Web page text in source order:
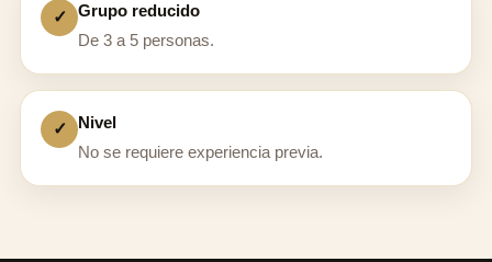
✓
Grupo reducido
De 3 a 5 personas.
✓
Nivel
No se requiere experiencia previa.